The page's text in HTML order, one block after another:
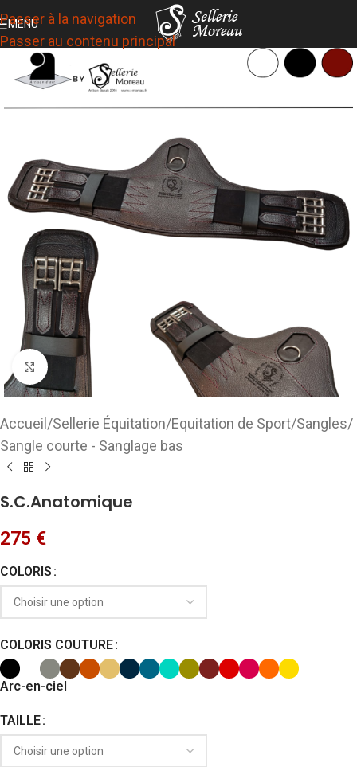
Passer à la navigation
Passer au contenu principal
MENU
Cliquez pour agrandir
Accueil /Sellerie Équitation/Equitation de Sport/Sangles/
Sangle courte - Sanglage bas
S.C.Anatomique
275 €
COLORIS
COLORIS COUTURE
Arc-en-ciel
TAILLE